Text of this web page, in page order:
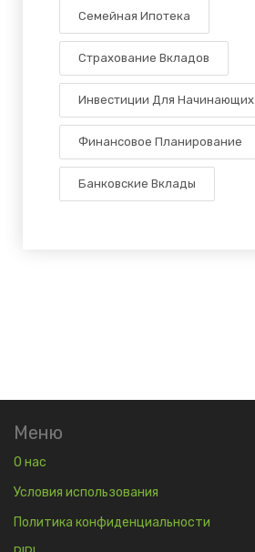
Семейная Ипотека
Страхование Вкладов
Инвестиции Для Начинающих
Финансовое Планирование
Банковские Вклады
Меню
О нас
Условия использования
Политика конфиденциальности